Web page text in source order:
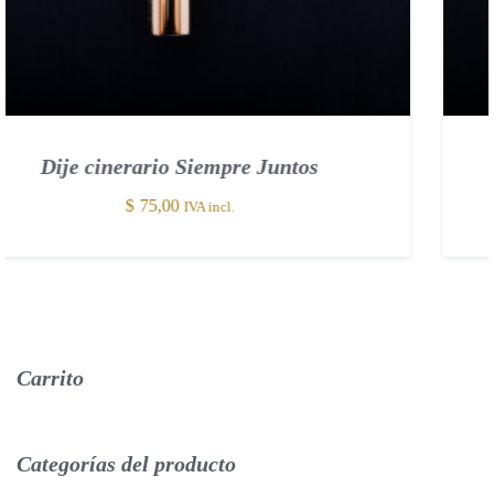
Dije cinerario Reloj de Arena
Carrito
Categorías del producto